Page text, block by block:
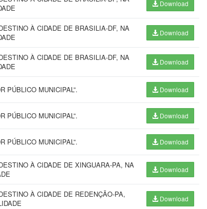
Download
À CIDADE DE BRASILIA-DF, NA
Download
À CIDADE DE BRASILIA-DF, NA
Download
PÚBLICO MUNICIPAL”. Download
PÚBLICO MUNICIPAL”. Download
PÚBLICO MUNICIPAL”. Download
À CIDADE DE XINGUARA-PA, NA
Download
À CIDADE DE REDENÇÃO-PA,
Download